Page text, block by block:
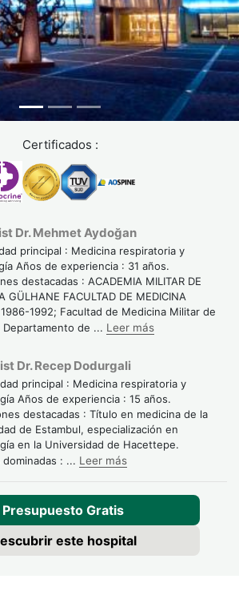
Certificados :
Dr. Mehmet Aydoğan
principal : Medicina respiratoria y
Años de experiencia : 31 años.
destacadas : ACADEMIA MILITAR DE
GÜLHANE FACULTAD DE MEDICINA
1986-1992; Facultad de Medicina Militar de
Departamento de ... Leer más
Dr. Recep Dodurgali
principal : Medicina respiratoria y
Años de experiencia : 15 años.
destacadas : Título en medicina de la
de Estambul, especialización en
en la Universidad de Hacettepe.
dominadas : ... Leer más
Presupuesto Gratis
este hospital